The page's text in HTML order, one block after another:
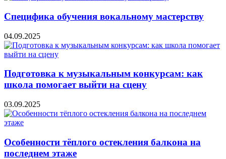
Специфика обучения вокальному мастерству
04.09.2025
Подготовка к музыкальным конкурсам: как
школа помогает выйти на сцену
03.09.2025
Особенности тёплого остекления балкона на
последнем этаже